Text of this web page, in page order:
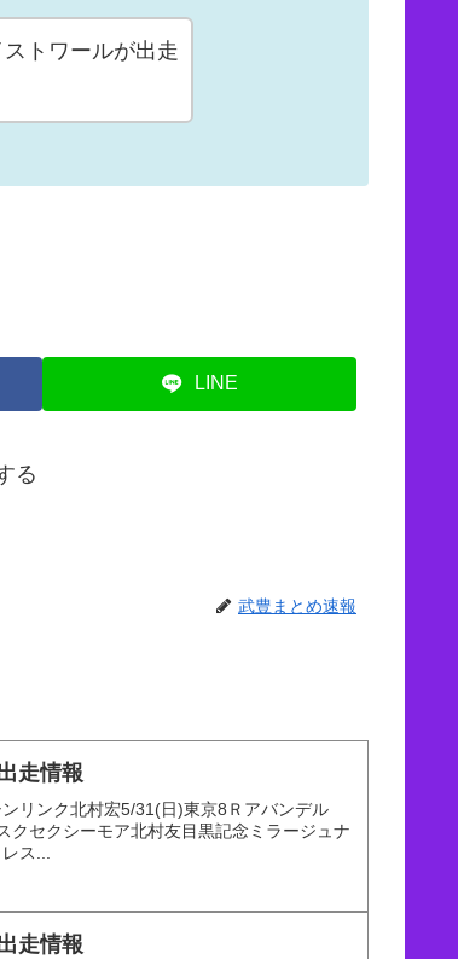
トワールが出走
LINE
る
武豊まとめ速報
走情報
リンク北村宏5/31(日)東京8Ｒアバンデル
クセクシーモア北村友目黒記念ミラージュナ
ス...
走情報